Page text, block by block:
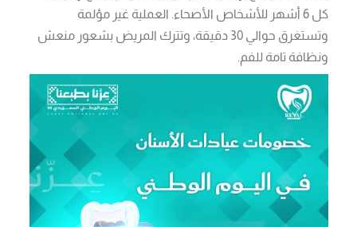
كل 6 أشهر للأشخاص الأصحاء. العملية غير مؤلمة
وتستغرق حوالي 30 دقيقة، وتترك المريض بشعور منعش
ونظافة تامة للفم.